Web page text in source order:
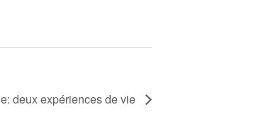
deux expériences de vie